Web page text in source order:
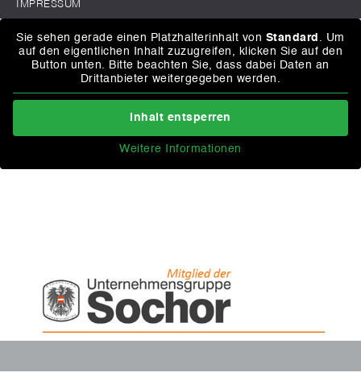
IMPRESSUM
Sie sehen gerade einen Platzhalterinhalt von Standard . Um
auf den eigentlichen Inhalt zuzugreifen, klicken Sie auf den
Button unten. Bitte beachten Sie, dass dabei Daten an
Drittanbieter weitergegeben werden.
Inhalt entsperren
Weitere Informationen